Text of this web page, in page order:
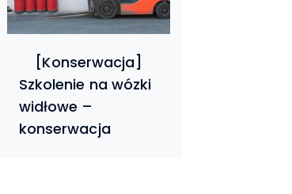
Szkolenie na wózki
widłowe –
konserwacja